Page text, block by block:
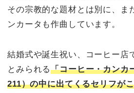
その宗教的な題材とは別に、ま
ンカータも作曲しています。
結婚式や誕生祝い、コーヒー店
とみられる「コーヒー・カンカ
211）の中に出てくるセリフが